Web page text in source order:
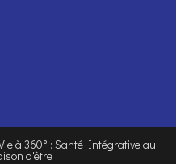
à 360° : Santé Intégrative au
d'être